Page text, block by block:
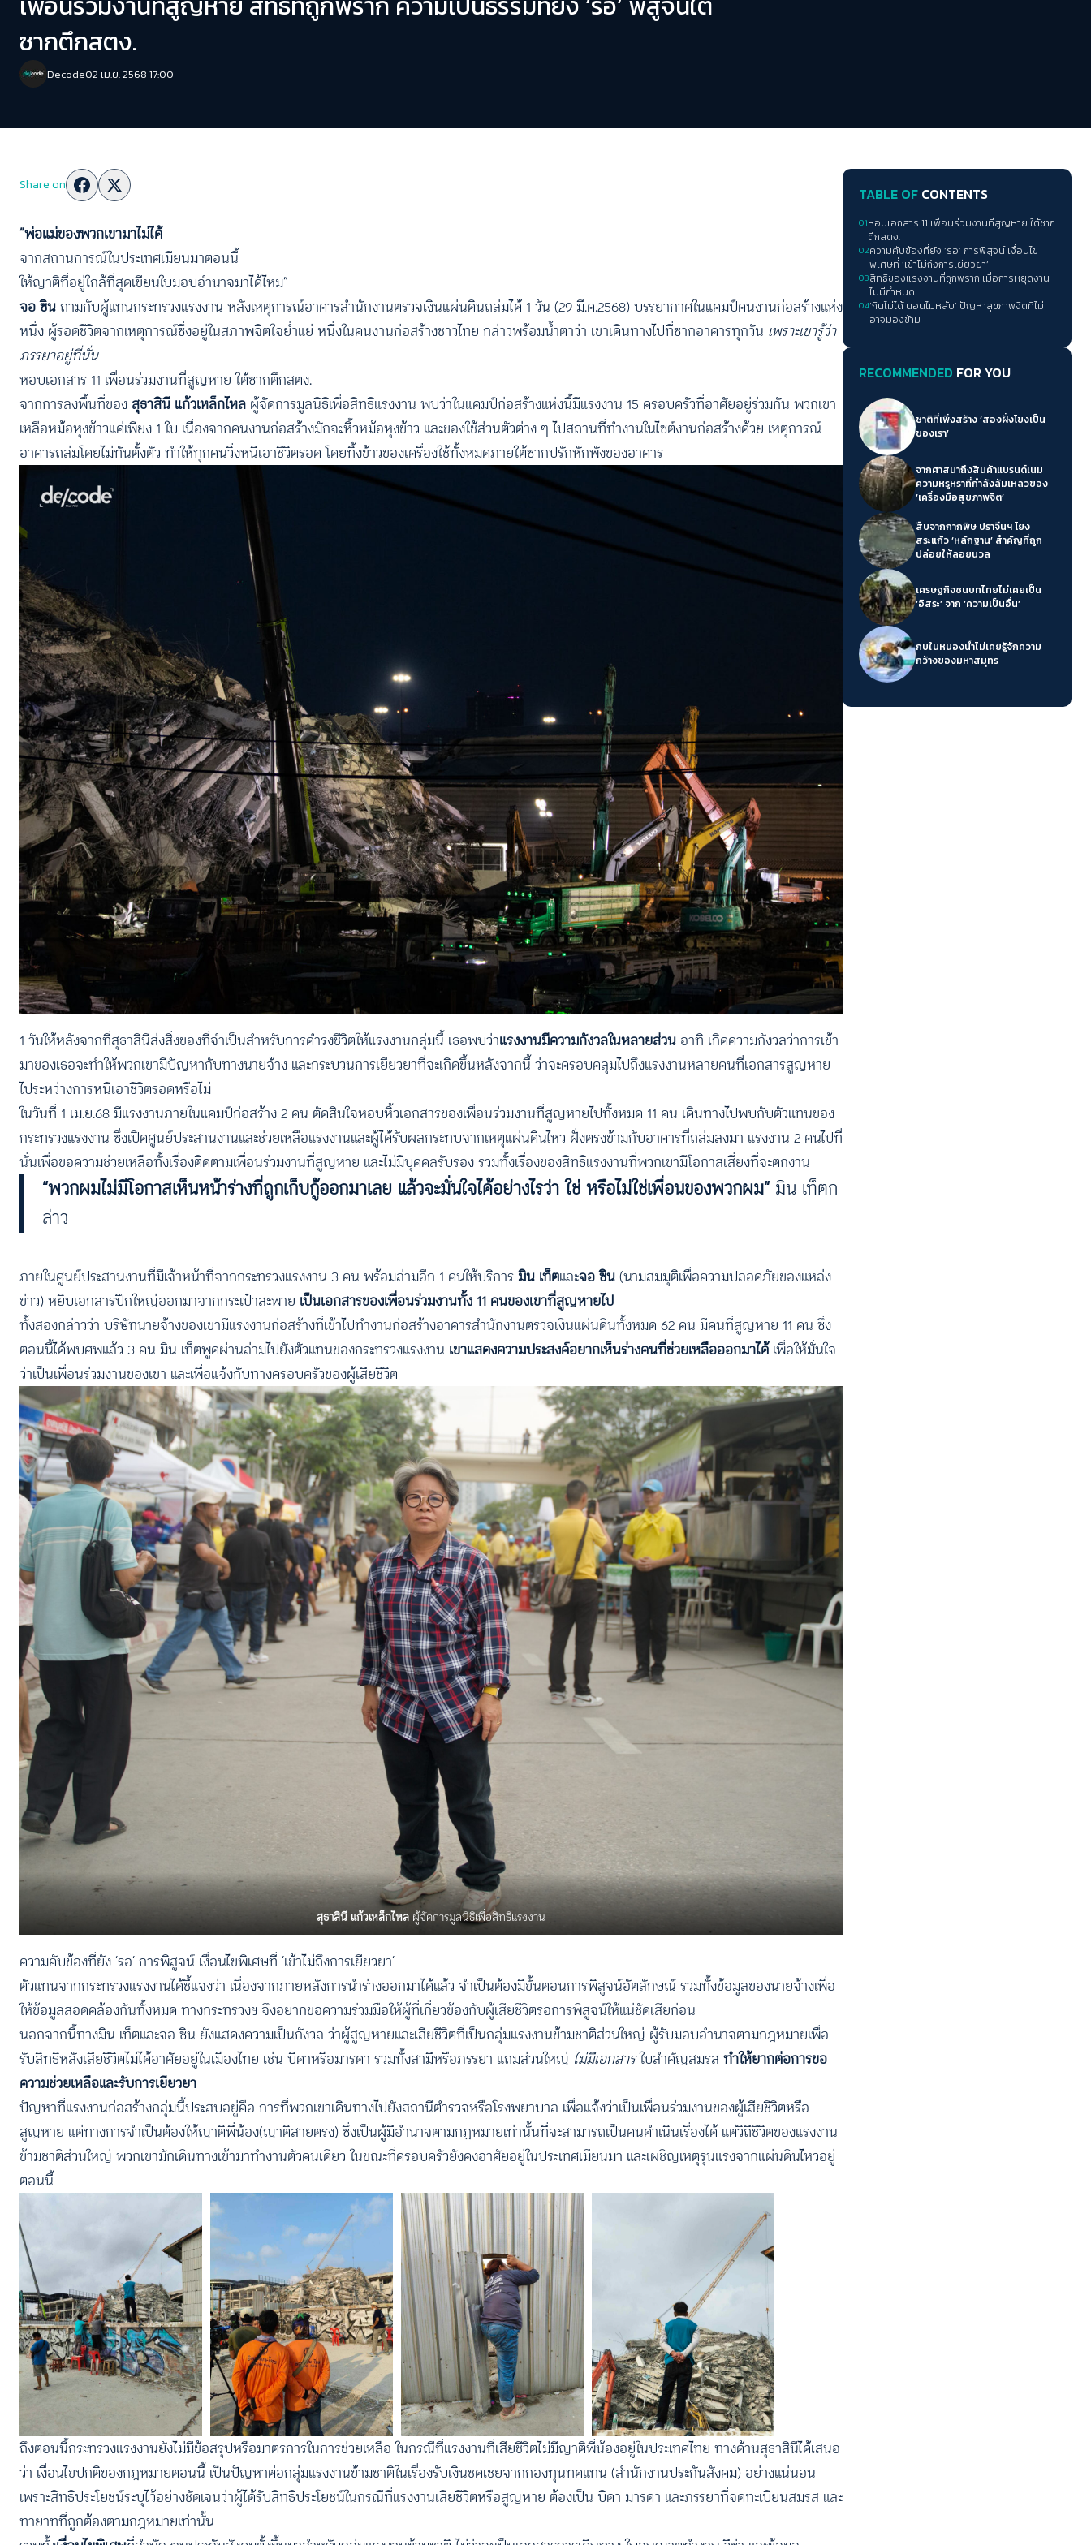
ซากตึกสตง.
Decode02 เม.ย. 2568 17:00
Share on
“พ่อแม่ของพวกเขามาไม่ได้
จากสถานการณ์ในประเทศเมียนมาตอนนี้
ให้ญาติที่อยู่ใกล้ที่สุดเขียนใบมอบอำนาจมาได้ไหม”
จอ ซินถามกับผู้แทนกระทรวงแรงงาน หลังเหตุการณ์อาคารสำนักงานตรวจเงินแผ่นดินถล่มได้ 1 วัน (29 มี.ค.2568) บรรยากาศในแคมป์คนงานก่อสร้างแห่ง
หนึ่ง ผู้รอดชีวิตจากเหตุการณ์ซึ่งอยู่ในสภาพจิตใจย่ำแย่ หนึ่งในคนงานก่อสร้างชาวไทย กล่าวพร้อมน้ำตาว่า เขาเดินทางไปที่ซากอาคารทุกวัน เพราะเขารู้ว่า
ภรรยาอยู่ที่นั่น
หอบเอกสาร 11 เพื่อนร่วมงานที่สูญหาย ใต้ซากตึกสตง.
จากการลงพื้นที่ของ สุธาสินี แก้วเหล็กไหล ผู้จัดการมูลนิธิเพื่อสิทธิแรงงาน พบว่าในแคมป์ก่อสร้างแห่งนี้มีแรงงาน 15 ครอบครัวที่อาศัยอยู่ร่วมกัน พวกเขา
เหลือหม้อหุงข้าวแค่เพียง 1 ใบ เนื่องจากคนงานก่อสร้างมักจะหิ้วหม้อหุงข้าว และของใช้ส่วนตัวต่าง ๆ ไปสถานที่ทำงานในไซต์งานก่อสร้างด้วย เหตุการณ์
อาคารถล่มโดยไม่ทันตั้งตัว ทำให้ทุกคนวิ่งหนีเอาชีวิตรอด โดยทิ้งข้าวของเครื่องใช้ทั้งหมดภายใต้ซากปรักหักพังของอาคาร
1 วันให้หลังจากที่สุธาสินีส่งสิ่งของที่จำเป็นสำหรับการดำรงชีวิตให้แรงงานกลุ่มนี้ เธอพบว่าแรงงานมีความกังวลในหลายส่วน อาทิ เกิดความกังวลว่าการเข้า
มาของเธอจะทำให้พวกเขามีปัญหากับทางนายจ้าง และกระบวนการเยียวยาที่จะเกิดขึ้นหลังจากนี้ ว่าจะครอบคลุมไปถึงแรงงานหลายคนที่เอกสารสูญหาย
ไประหว่างการหนีเอาชีวิตรอดหรือไม่
ในวันที่ 1 เม.ย.68 มีแรงงานภายในแคมป์ก่อสร้าง 2 คน ตัดสินใจหอบหิ้วเอกสารของเพื่อนร่วมงานที่สูญหายไปทั้งหมด 11 คน เดินทางไปพบกับตัวแทนของ
กระทรวงแรงงาน ซึ่งเปิดศูนย์ประสานงานและช่วยเหลือแรงงานและผู้ได้รับผลกระทบจากเหตุแผ่นดินไหว ฝั่งตรงข้ามกับอาคารที่ถล่มลงมา แรงงาน 2 คนไปที่
นั่นเพื่อขอความช่วยเหลือทั้งเรื่องติดตามเพื่อนร่วมงานที่สูญหาย และไม่มีบุคคลรับรอง รวมทั้งเรื่องของสิทธิแรงงานที่พวกเขามีโอกาสเสี่ยงที่จะตกงาน
“พวกผมไม่มีโอกาสเห็นหน้าร่างที่ถูกเก็บกู้ออกมาเลย แล้วจะมั่นใจได้อย่างไรว่า ใช่ หรือไม่ใช่เพื่อนของพวกผม”มิน เท็ตก
ล่าว
ภายในศูนย์ประสานงานที่มีเจ้าหน้าที่จากกระทรวงแรงงาน 3 คน พร้อมล่ามอีก 1 คนให้บริการมิน เท็ตและจอ ซิน(นามสมมุติเพื่อความปลอดภัยของแหล่ง
ข่าว) หยิบเอกสารปึกใหญ่ออกมาจากกระเป๋าสะพาย เป็นเอกสารของเพื่อนร่วมงานทั้ง 11 คนของเขาที่สูญหายไป
ทั้งสองกล่าวว่า บริษัทนายจ้างของเขามีแรงงานก่อสร้างที่เข้าไปทำงานก่อสร้างอาคารสำนักงานตรวจเงินแผ่นดินทั้งหมด 62 คน มีคนที่สูญหาย 11 คน ซึ่ง
ตอนนี้ได้พบศพแล้ว 3 คน มิน เท็ตพูดผ่านล่ามไปยังตัวแทนของกระทรวงแรงงาน เขาแสดงความประสงค์อยากเห็นร่างคนที่ช่วยเหลือออกมาได้เพื่อให้มั่นใจ
ว่าเป็นเพื่อนร่วมงานของเขา และเพื่อแจ้งกับทางครอบครัวของผู้เสียชีวิต
สุธาสินี แก้วเหล็กไหล ผู้จัดการมูลนิธิเพื่อสิทธิแรงงาน
ความคับข้องที่ยัง ‘รอ’ การพิสูจน์ เงื่อนไขพิเศษที่ ‘เข้าไม่ถึงการเยียวยา’
ตัวแทนจากกระทรวงแรงงานได้ชี้แจงว่า เนื่องจากภายหลังการนำร่างออกมาได้แล้ว จำเป็นต้องมีขั้นตอนการพิสูจน์อัตลักษณ์ รวมทั้งข้อมูลของนายจ้างเพื่อ
ให้ข้อมูลสอดคล้องกันทั้งหมด ทางกระทรวงฯ จึงอยากขอความร่วมมือให้ผู้ที่เกี่ยวข้องกับผู้เสียชีวิตรอการพิสูจน์ให้แน่ชัดเสียก่อน
นอกจากนี้ทางมิน เท็ตและจอ ซิน ยังแสดงความเป็นกังวล ว่าผู้สูญหายและเสียชีวิตที่เป็นกลุ่มแรงงานข้ามชาติส่วนใหญ่ ผู้รับมอบอำนาจตามกฎหมายเพื่อ
รับสิทธิหลังเสียชีวิตไม่ได้อาศัยอยู่ในเมืองไทย เช่น บิดาหรือมารดา รวมทั้งสามีหรือภรรยา แถมส่วนใหญ่ ไม่มีเอกสารใบสำคัญสมรส ทำให้ยากต่อการขอ
ความช่วยเหลือและรับการเยียวยา
ปัญหาที่แรงงานก่อสร้างกลุ่มนี้ประสบอยู่คือ การที่พวกเขาเดินทางไปยังสถานีตำรวจหรือโรงพยาบาล เพื่อแจ้งว่าเป็นเพื่อนร่วมงานของผู้เสียชีวิตหรือ
สูญหาย แต่ทางการจำเป็นต้องให้ญาติพี่น้อง(ญาติสายตรง) ซึ่งเป็นผู้มีอำนาจตามกฎหมายเท่านั้นที่จะสามารถเป็นคนดำเนินเรื่องได้ แต่วิถีชีวิตของแรงงาน
ข้ามชาติส่วนใหญ่ พวกเขามักเดินทางเข้ามาทำงานตัวคนเดียว ในขณะที่ครอบครัวยังคงอาศัยอยู่ในประเทศเมียนมา และเผชิญเหตุรุนแรงจากแผ่นดินไหวอยู่
ตอนนี้
ถึงตอนนี้กระทรวงแรงงานยังไม่มีข้อสรุปหรือมาตรการในการช่วยเหลือ ในกรณีที่แรงงานที่เสียชีวิตไม่มีญาติพี่น้องอยู่ในประเทศไทย ทางด้านสุธาสินีได้เสนอ
ว่า เงื่อนไขปกติของกฎหมายตอนนี้ เป็นปัญหาต่อกลุ่มแรงงานข้ามชาติในเรื่องรับเงินชดเชยจากกองทุนทดแทน (สำนักงานประกันสังคม) อย่างแน่นอน
เพราะสิทธิประโยชน์ระบุไว้อย่างชัดเจนว่าผู้ได้รับสิทธิประโยชน์ในกรณีที่แรงงานเสียชีวิตหรือสูญหาย ต้องเป็น บิดา มารดา และภรรยาที่จดทะเบียนสมรส และ
ทายาทที่ถูกต้องตามกฎหมายเท่านั้น
TABLE OF CONTENTS
01หอบเอกสาร 11 เพื่อนร่วมงานที่สูญหาย ใต้ซาก
ตึกสตง.
02ความคับข้องที่ยัง ‘รอ’ การพิสูจน์ เงื่อนไข
พิเศษที่ ‘เข้าไม่ถึงการเยียวยา’
03สิทธิของแรงงานที่ถูกพราก เมื่อการหยุดงาน
ไม่มีกำหนด
04‘กินไม่ได้ นอนไม่หลับ’ ปัญหาสุขภาพจิตที่ไม่
อาจมองข้าม
RECOMMENDED FOR YOU
ชาติที่เพิ่งสร้าง ‘สองฝั่งโขงเป็น
ของเรา’
จากศาสนาถึงสินค้าแบรนด์เนม
ความหรูหราที่กำลังล้มเหลวของ
‘เครื่องมือสุขภาพจิต’
สืบจากกากพิษ ปราจีนฯ โยง
สระแก้ว ‘หลักฐาน’ สำคัญที่ถูก
ปล่อยให้ลอยนวล
เศรษฐกิจชนบทไทยไม่เคยเป็น
‘อิสระ’ จาก ‘ความเป็นอื่น’
กบในหนองน้ำไม่เคยรู้จักความ
กว้างของมหาสมุทร